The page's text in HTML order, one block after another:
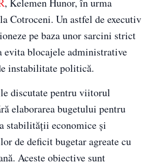
, Kelemen Hunor, în urma
Cotroceni. Un astfel de executiv
pe baza unor sarcini strict
evita blocajele administrative
instabilitate politică.
discutate pentru viitorul
elaborarea bugetului pentru
stabilității economice și
de deficit bugetar agreate cu
Aceste obiective sunt